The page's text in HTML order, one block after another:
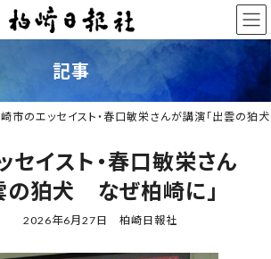
記事
市のエッセイスト・春口敏栄さんが講演「出雲の
セイスト・春口敏栄さん
の狛犬 なぜ柏崎に」
最
更
2026年6月27日 柏崎日報社